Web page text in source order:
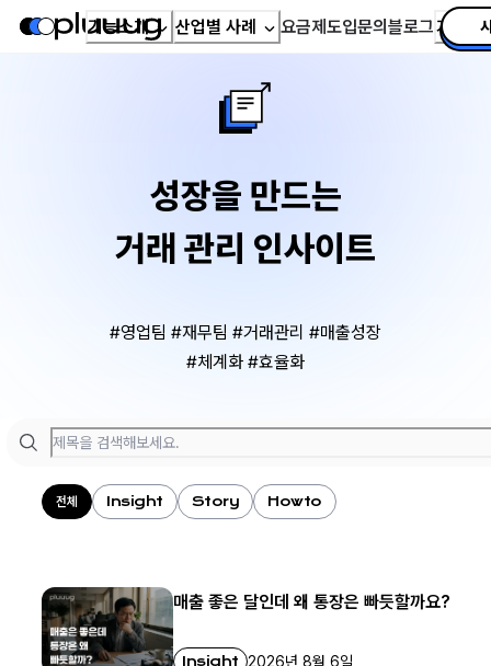
기능소개 산업별 사례 요금제도입문의블로그가이드
성장을 만드는
거래 관리 인사이트
#영업팀 #재무팀 #거래관리 #매출성장
#체계화 #효율화
전체 Insight Story Howto
매출 좋은 달인데 왜 통장은 빠듯할까요?
Insight 2026년 8월 6일